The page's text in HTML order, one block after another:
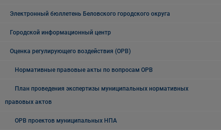
Электронный бюллетень Беловского городского округа
Городской информационный центр
Оценка регулирующего воздействия (ОРВ)
Нормативные правовые акты по вопросам ОРВ
План проведения экспертизы муниципальных нормативных
правовых актов
ОРВ проектов муниципальных НПА